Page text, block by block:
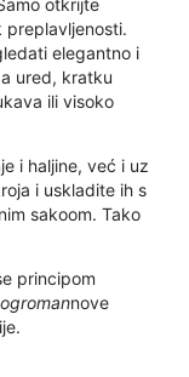
otkrijte
elegantno i
ured, kratku
ili visoko
i haljine, već i uz
i uskladite ih s
sakoom. Tako
principom
ogromannove